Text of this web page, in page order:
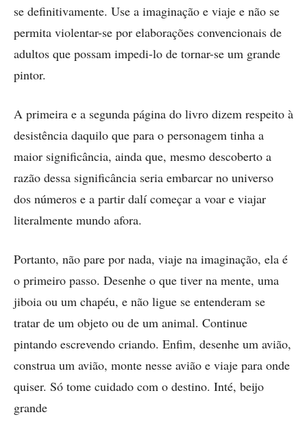
se definitivamente. Use a imaginação e viaje e não se
permita violentar-se por elaborações convencionais de
adultos que possam impedi-lo de tornar-se um grande
pintor.
A primeira e a segunda página do livro dizem respeito à
desistência daquilo que para o personagem tinha a
maior significância, ainda que, mesmo descoberto a
razão dessa significância seria embarcar no universo
dos números e a partir dalí começar a voar e viajar
literalmente mundo afora.
Portanto, não pare por nada, viaje na imaginação, ela é
o primeiro passo. Desenhe o que tiver na mente, uma
jiboia ou um chapéu, e não ligue se entenderam se
tratar de um objeto ou de um animal. Continue
pintando escrevendo criando. Enfim, desenhe um avião,
construa um avião, monte nesse avião e viaje para onde
quiser. Só tome cuidado com o destino. Inté, beijo
grande